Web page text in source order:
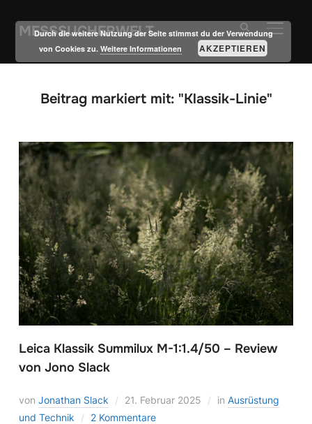
MESSSUCHERWELT
Beitrag markiert mit: "Klassik-Linie"
Leica Klassik Summilux M-1:1.4/50 – Review
von Jono Slack
von Jonathan Slack 21. Februar 2025 in Ausrüstung
und Technik
2 Kommentare
Durch die weitere Nutzung der Seite stimmst du der Verwendung
von Cookies zu.Weitere Informationen AKZEPTIEREN